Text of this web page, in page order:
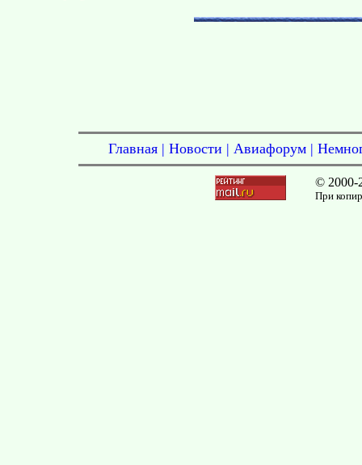
Главная | Новости | Авиафорум |
© 2000-
При